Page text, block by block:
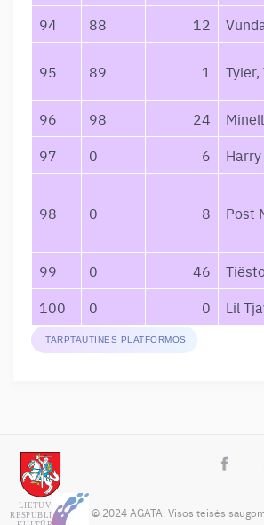
94
88 12
95 89 1
96 98 24
97
0 6
98 0 8 Post
99 0 46
100
0 0 Lil
TARPTAUTINĖS PLATFORMOS
© 2024 AGATA. Visos teisės